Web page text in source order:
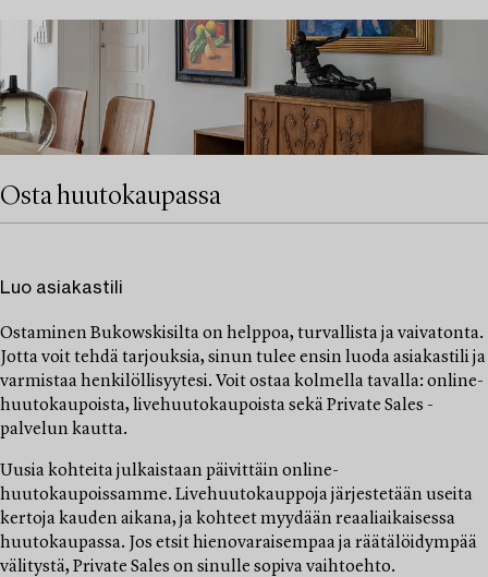
Osta huutokaupassa
Luo asiakastili
Ostaminen Bukowskisilta on helppoa, turvallista ja vaivatonta.
Jotta voit tehdä tarjouksia, sinun tulee ensin luoda asiakastili ja
varmistaa henkilöllisyytesi. Voit ostaa kolmella tavalla: online-
huutokaupoista, livehuutokaupoista sekä Private Sales -
palvelun kautta.
Uusia kohteita julkaistaan päivittäin online-
huutokaupoissamme. Livehuutokauppoja järjestetään useita
kertoja kauden aikana, ja kohteet myydään reaaliaikaisessa
huutokaupassa. Jos etsit hienovaraisempaa ja räätälöidympää
välitystä, Private Sales on sinulle sopiva vaihtoehto.